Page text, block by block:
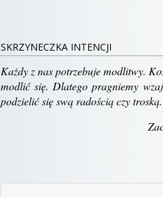
SKRZYNECZKA INTENCJI
Każdy z nas potrzebuje modlitwy.
modlić się. Dlatego pragniemy
podzielić się swą radością czy